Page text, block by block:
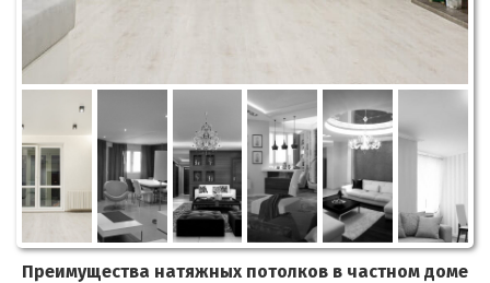
Преимущества натяжных потолков в частном доме